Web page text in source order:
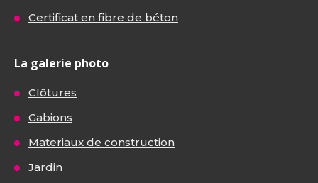
Certificat en fibre de béton
La galerie photo
Clôtures
Gabions
Materiaux de construction
Jardin